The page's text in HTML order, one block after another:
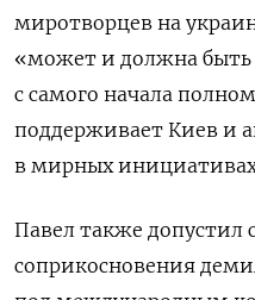
миротворцев на
«может и должна быть
с самого начала
поддерживает Киев и
в мирных
Павел также допустил
соприкосновения